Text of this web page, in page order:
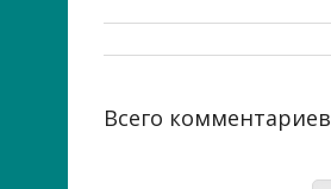
Всего комментариев